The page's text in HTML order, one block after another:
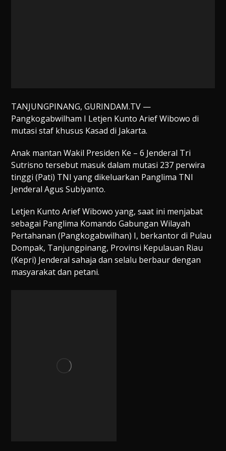
TANJUNGPINANG, GURINDAM.TV —
Pangkogabwilham I Letjen Kunto Arief Wibowo di
mutasi staf khusus Kasad di Jakarta.
Anak mantan Wakil Presiden Ke – 6 Jenderal Tri
Sutrisno tersebut masuk dalam mutasi 237 perwira
tinggi (Pati) TNI yang dikeluarkan Panglima TNI
Jenderal Agus Subiyanto.
Letjen Kunto Arief Wibowo yang, saat ini menjabat
sebagai Panglima Komando Gabungan Wilayah
Pertahanan (Pangkogabwilhan) I, berkantor di Pulau
Dompak, Tanjungpinang, Provinsi Kepulauan Riau
(Kepri) Jenderal sahaja dan selalu berbaur dengan
masyarakat dan petani.